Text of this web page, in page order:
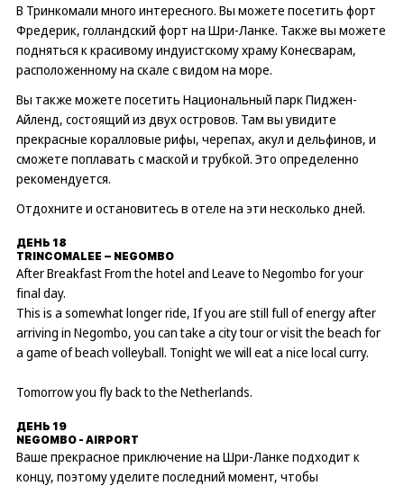
В Тринкомали много интересного. Вы можете посетить форт
Фредерик, голландский форт на Шри-Ланке. Также вы можете
подняться к красивому индуистскому храму Конесварам,
расположенному на скале с видом на море.
Вы также можете посетить Национальный парк Пиджен-
Айленд, состоящий из двух островов. Там вы увидите
прекрасные коралловые рифы, черепах, акул и дельфинов, и
сможете поплавать с маской и трубкой. Это определенно
рекомендуется.
Отдохните и остановитесь в отеле на эти несколько дней.
ДЕНЬ 18
TRINCOMALEE – NEGOMBO
After Breakfast From the hotel and Leave to Negombo for your
final day.
This is a somewhat longer ride, If you are still full of energy after
arriving in Negombo, you can take a city tour or visit the beach for
a game of beach volleyball. Tonight we will eat a nice local curry.
Tomorrow you fly back to the Netherlands.
ДЕНЬ 19
NEGOMBO - AIRPORT
Ваше прекрасное приключение на Шри-Ланке подходит к
концу, поэтому уделите последний момент, чтобы